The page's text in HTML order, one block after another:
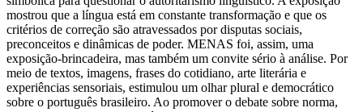
mostrou que a língua está em constante transformação e que os
critérios de correção são atravessados por disputas sociais,
preconceitos e dinâmicas de poder. MENAS foi, assim, uma
exposição-brincadeira, mas também um convite sério à análise. Por
meio de textos, imagens, frases do cotidiano, arte literária e
experiências sensoriais, estimulou um olhar plural e democrático
sobre o português brasileiro. Ao promover o debate sobre norma,